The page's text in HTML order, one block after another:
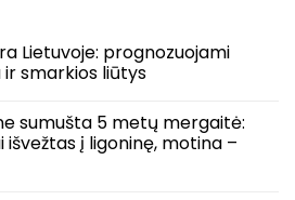
Lietuvoje: prognozuojami
ir smarkios liūtys
sumušta 5 metų mergaitė:
išvežtas į ligoninę, motina –